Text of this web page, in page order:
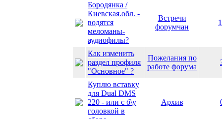
Бородянка /
Киевская.обл. -
водятся
меломаны-
аудиофилы?
Встречи
форумчан
Как изменить
раздел профиля
"Основное" ?
Пожелания по
работе форума
Куплю вставку
для Dual DMS
220 - или с б\у
головкой в
Архив